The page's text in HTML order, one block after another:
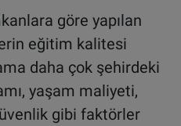
göre yapılan
eğitim kalitesi
daha çok şehirdeki
yaşam maliyeti,
gibi faktörler